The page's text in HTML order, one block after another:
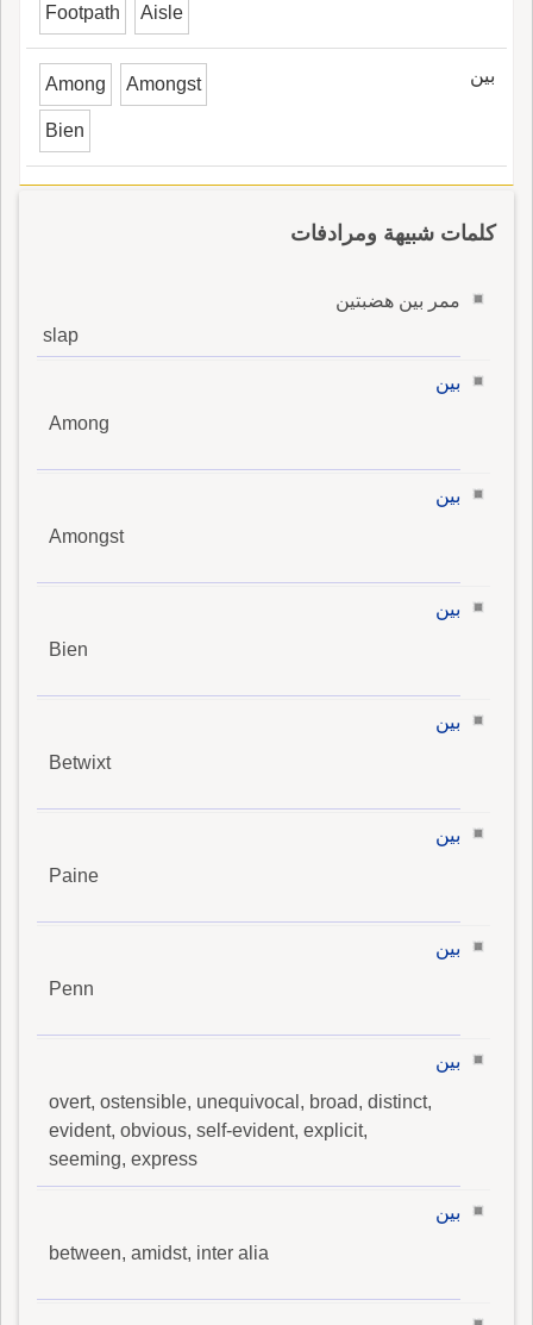
Footpath Aisle
بين Among Amongst
Bien
كلمات شبيهة ومرادفات
ممر بين هضبتين
slap
بين
Among
بين
Amongst
بين
Bien
بين
Betwixt
بين
Paine
بين
Penn
بين
overt, ostensible, unequivocal, broad, distinct,
evident, obvious, self-evident, explicit,
seeming, express
بين
between, amidst, inter alia